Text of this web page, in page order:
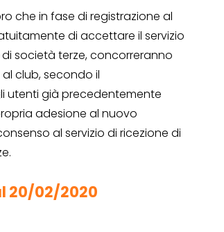
che in fase di registrazione al
di accettare il servizio
società terze, concorreranno
club, secondo il
utenti già precedentemente
adesione al nuovo
al servizio di ricezione di
20/02/2020
Operazione a premio
“LA SVOLTA IN CUCINA
2022”